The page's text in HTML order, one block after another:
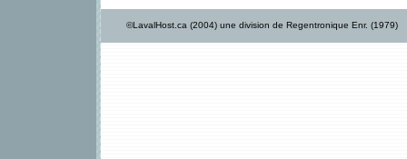
©LavalHost.ca (2004) une division de Regentronique Enr. (1979)